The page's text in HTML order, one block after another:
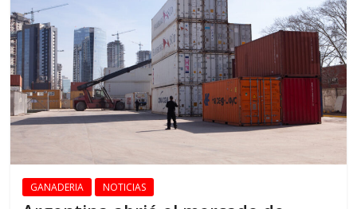
GANADERIA NOTICIAS